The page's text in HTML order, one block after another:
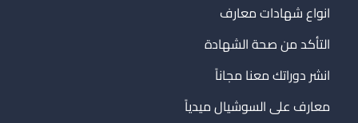
انواع شهادات معارف
التأكد من صحة الشهادة
انشر دوراتك معنا مجاناً
معارف على السوشيال ميدياً